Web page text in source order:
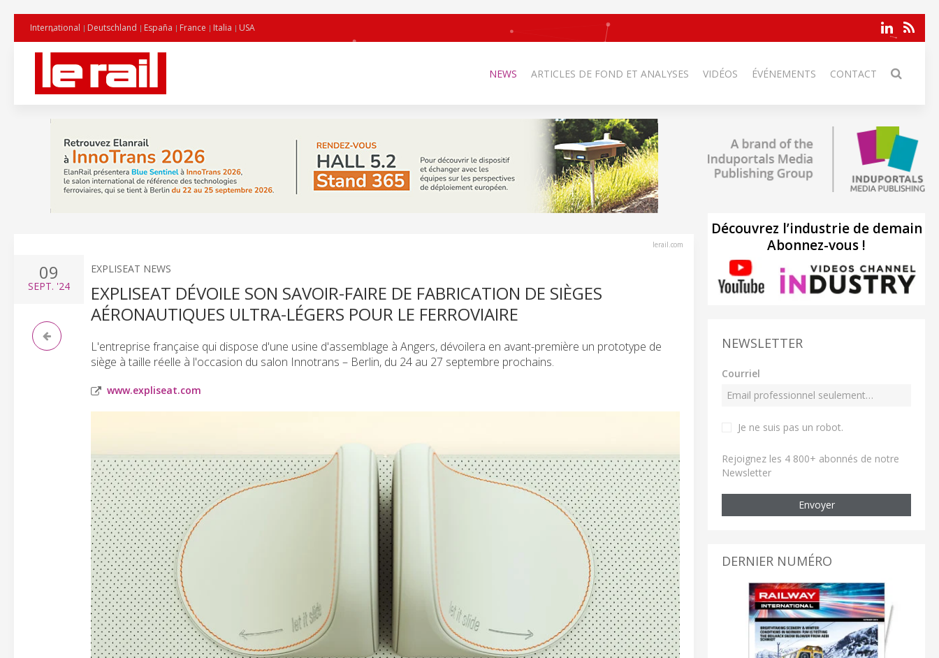
International Deutschland España France Italia USA
NEWS ARTICLES DE FOND ET ANALYSES VIDÉOS ÉVÉNEMENTS CONTACT
lerail.com
09
SEPT. '24
EXPLISEAT NEWS
EXPLISEAT DÉVOILE SON SAVOIR-FAIRE DE FABRICATION DE SIÈGES
AÉRONAUTIQUES ULTRA-LÉGERS POUR LE FERROVIAIRE
L'entreprise française qui dispose d'une usine d'assemblage à Angers, dévoilera en avant-première un prototype de
siège à taille réelle à l'occasion du salon Innotrans – Berlin, du 24 au 27 septembre prochains.
www.expliseat.com
Découvrez l’industrie de demain
Abonnez-vous !
NEWSLETTER
Courriel
Je ne suis pas un robot.
Rejoignez les 4 800+ abonnés de notre
Newsletter
Envoyer
DERNIER NUMÉRO